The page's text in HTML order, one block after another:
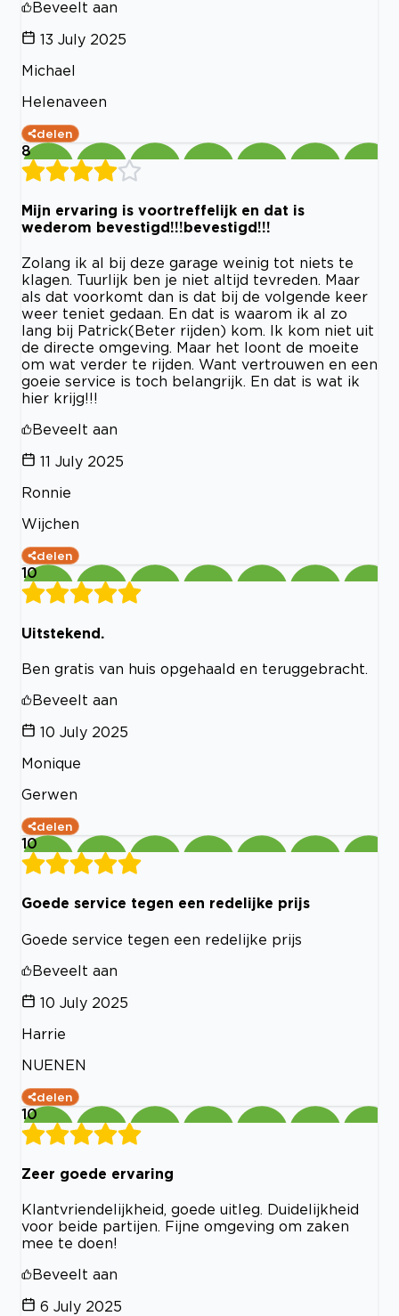
Beveelt aan
13 July 2025
Michael
Helenaveen
delen
8
Mijn ervaring is voortreffelijk en dat is
wederom bevestigd!!!bevestigd!!!
Zolang ik al bij deze garage weinig tot niets te
klagen. Tuurlijk ben je niet altijd tevreden. Maar
als dat voorkomt dan is dat bij de volgende keer
weer teniet gedaan. En dat is waarom ik al zo
lang bij Patrick(Beter rijden) kom. Ik kom niet uit
de directe omgeving. Maar het loont de moeite
om wat verder te rijden. Want vertrouwen en een
goeie service is toch belangrijk. En dat is wat ik
hier krijg!!!
Beveelt aan
11 July 2025
Ronnie
Wijchen
delen
10
Uitstekend.
Ben gratis van huis opgehaald en teruggebracht.
Beveelt aan
10 July 2025
Monique
Gerwen
delen
10
Goede service tegen een redelijke prijs
Goede service tegen een redelijke prijs
Beveelt aan
10 July 2025
Harrie
NUENEN
delen
10
Zeer goede ervaring
Klantvriendelijkheid, goede uitleg. Duidelijkheid
voor beide partijen. Fijne omgeving om zaken
mee te doen!
Beveelt aan
6 July 2025